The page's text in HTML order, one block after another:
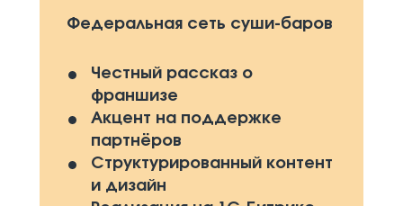
Федеральная сеть суши-баров
Честный рассказ о
франшизе
Акцент на поддержке
партнёров
Структурированный контент
и дизайн